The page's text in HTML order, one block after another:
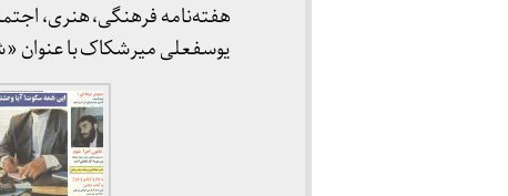
یوسفعلی میرشکاک با عنوان